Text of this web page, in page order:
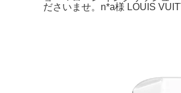
ださいませ。n*a様 LOUIS